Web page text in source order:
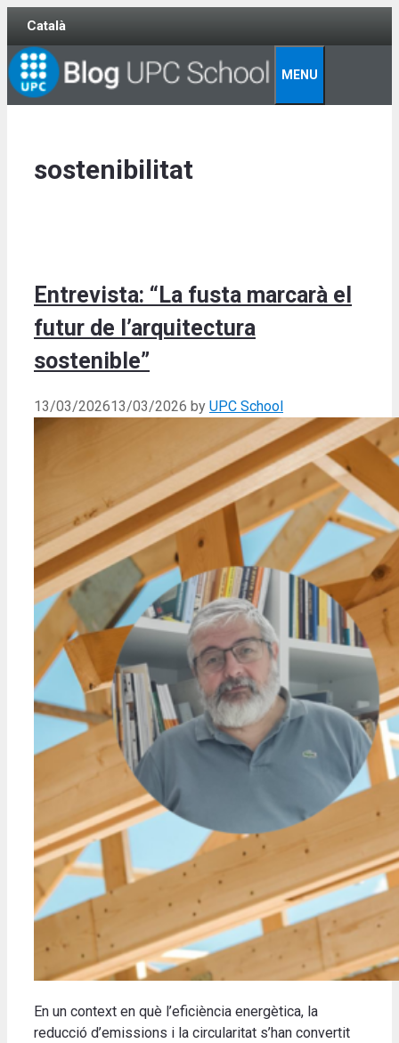
Skip
content
Català
MENU
sostenibilitat
Entrevista: “La fusta marcarà el
futur de l’arquitectura
sostenible”
13/03/202613/03/2026 by UPC School
En un context en què l’eficiència energètica, la
reducció d’emissions i la circularitat s’han convertit